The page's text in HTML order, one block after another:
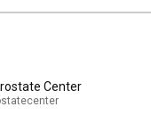
Center